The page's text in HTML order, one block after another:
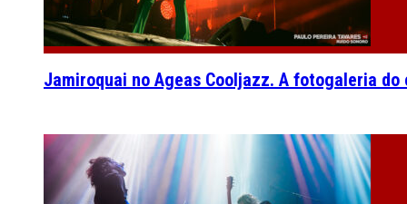
Jamiroquai no Ageas Cooljazz. A fotogaleria do